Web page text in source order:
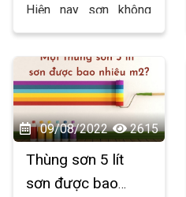
Hiện nay sơn không
09/08/2022 2615
Thùng sơn 5 lít
sơn được bao